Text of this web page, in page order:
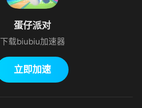
蛋仔派对
下载biubiu加速器
立即加速